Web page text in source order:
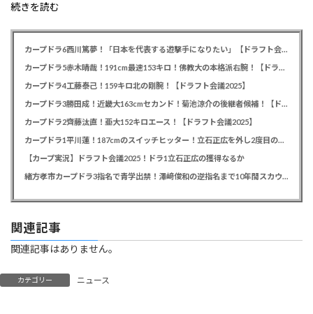
続きを読む
カープドラ6西川篤夢！「日本を代表する遊撃手になりたい」【ドラフト会議2025】
カープドラ5赤木晴哉！191cm最速153キロ！佛教大の本格派右腕！【ドラフト会議2025】
カープドラ4工藤泰己！159キロ北の剛腕！【ドラフト会議2025】
カープドラ3勝田成！近畿大163cmセカンド！菊池涼介の後継者候補！【ドラフト会議2025】
カープドラ2齊藤汰直！亜大152キロエース！【ドラフト会議2025】
カープドラ1平川蓮！187cmのスイッチヒッター！立石正広を外し2度目の重複も新井監督がクジを引き当てる！【ドラフト会議2025】
【カープ実況】ドラフト会議2025！ドラ1立石正広の獲得なるか
緒方孝市カープドラ3指名で青学出禁！澤﨑俊和の逆指名まで10年間スカウト出禁
関連記事
関連記事はありません。
カテゴリー ニュース